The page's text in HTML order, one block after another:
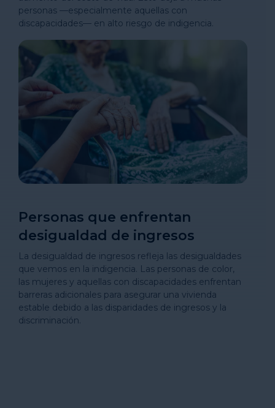
personas —especialmente aquellas con
discapacidades— en alto riesgo de indigencia.
Personas que enfrentan
desigualdad de ingresos
La desigualdad de ingresos refleja las desigualdades
que vemos en la indigencia. Las personas de color,
las mujeres y aquellas con discapacidades enfrentan
barreras adicionales para asegurar una vivienda
estable debido a las disparidades de ingresos y la
discriminación.